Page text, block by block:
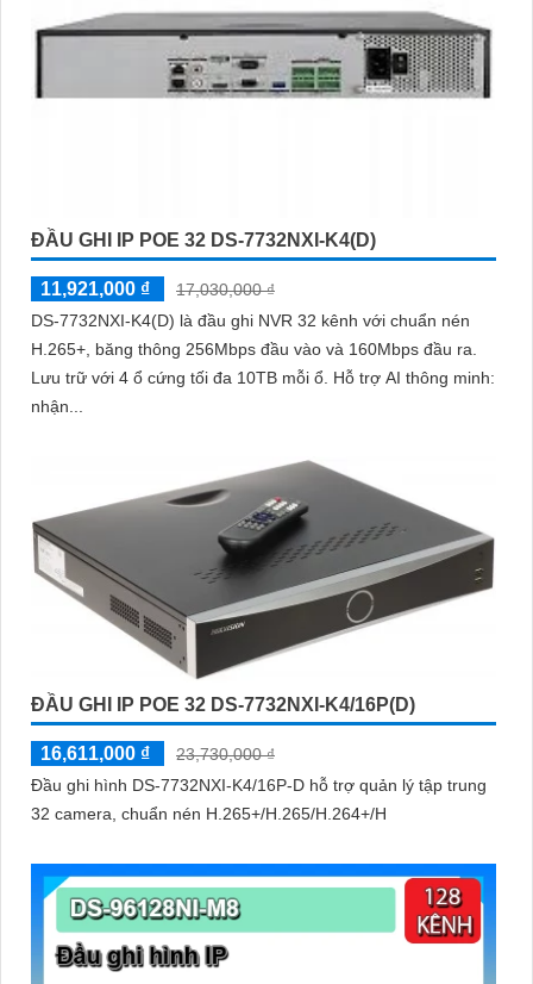
ĐẦU GHI IP POE 32 DS-7732NXI-K4(D)
11,921,000 ₫
17,030,000 ₫
DS-7732NXI-K4(D) là đầu ghi NVR 32 kênh với chuẩn nén
H.265+, băng thông 256Mbps đầu vào và 160Mbps đầu ra.
Lưu trữ với 4 ổ cứng tối đa 10TB mỗi ổ. Hỗ trợ AI thông minh:
nhận...
ĐẦU GHI IP POE 32 DS-7732NXI-K4/16P(D)
16,611,000 ₫
23,730,000 ₫
Đầu ghi hình DS-7732NXI-K4/16P-D hỗ trợ quản lý tập trung
32 camera, chuẩn nén H.265+/H.265/H.264+/H